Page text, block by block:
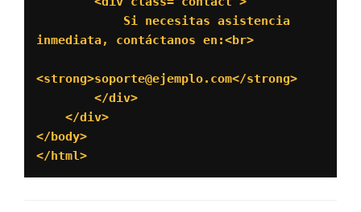
inmediata, contáctanos en:<br>
<strong>soporte@ejemplo.com</strong>
</body>
</html>